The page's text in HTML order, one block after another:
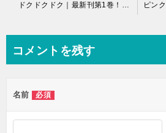
ビ
ー
シ
ドクドクドク｜最新刊第1巻！サンデーうぇぶりで最新話まで基本無料配信中！
コメントを残す
名前 必須